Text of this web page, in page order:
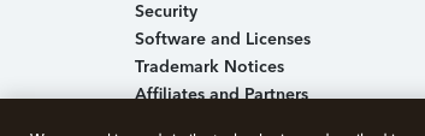
Security
Software and Licenses
Trademark Notices
Affiliates and Partners